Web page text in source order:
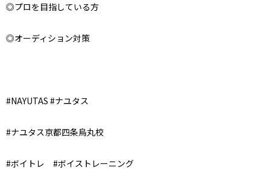
◎プロを目指している方
◎オーディション対策
#NAYUTAS #ナユタス
#ナユタス京都四条烏丸校
#ボイトレ #ボイストレーニング